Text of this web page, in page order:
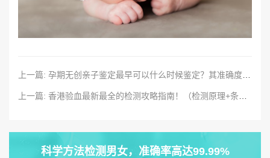
科学方法检测男女，准确率高达99.99%